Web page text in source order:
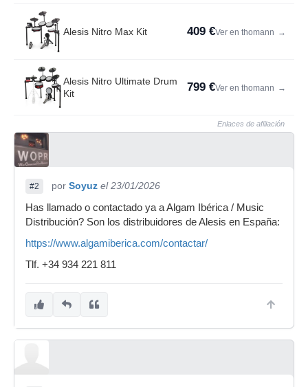
Alesis Nitro Max Kit 409 €Ver en thomann →
Alesis Nitro Ultimate Drum
Kit
799 €Ver en thomann →
Enlaces de afiliación
#2 por Soyuz el 23/01/2026
Has llamado o contactado ya a Algam Ibérica / Music
Distribución? Son los distribuidores de Alesis en España:
https://www.algamiberica.com/contactar/
Tlf. +34 934 221 811